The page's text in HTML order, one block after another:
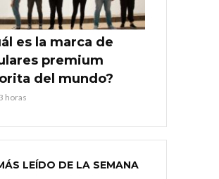
es la marca de
premium
del mundo?
horas
LEÍDO DE LA SEMANA